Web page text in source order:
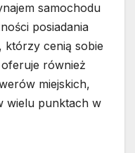
samochodu
posiadania
którzy cenią sobie
również
miejskich,
wielu punktach w